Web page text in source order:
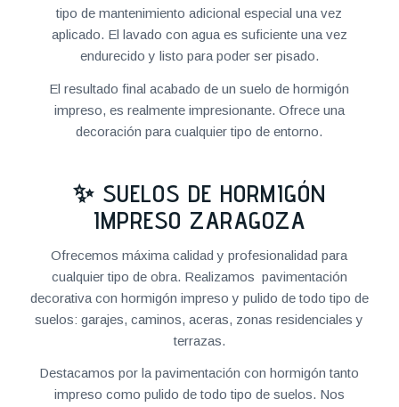
tipo de mantenimiento adicional especial una vez
aplicado. El lavado con agua es suficiente una vez
endurecido y listo para poder ser pisado.
El resultado final acabado de un suelo de hormigón
impreso, es realmente impresionante. Ofrece una
decoración para cualquier tipo de entorno.
✨ SUELOS DE HORMIGÓN
IMPRESO ZARAGOZA
Ofrecemos máxima calidad y profesionalidad para
cualquier tipo de obra. Realizamos pavimentación
decorativa con hormigón impreso y pulido de todo tipo de
suelos: garajes, caminos, aceras, zonas residenciales y
terrazas.
Destacamos por la pavimentación con hormigón tanto
impreso como pulido de todo tipo de suelos. Nos